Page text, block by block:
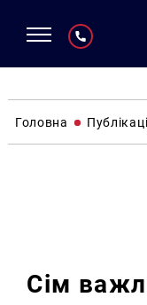
Головна
Сім